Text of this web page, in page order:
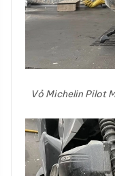
Vỏ Michelin Pilot